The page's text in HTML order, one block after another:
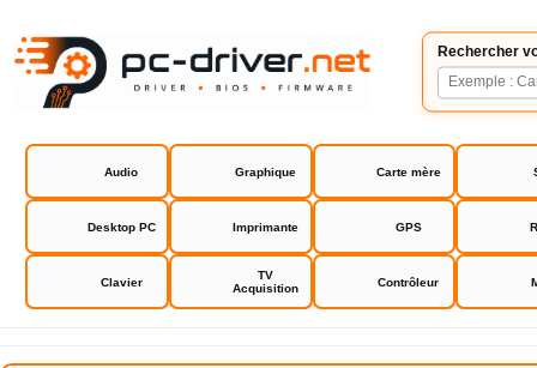
Rechercher
Audio Graphique Carte mère
Desktop PC Imprimante GPS
Clavier
TV
Acquisition
Contrôleur
AMD Software Adrenalin Edition